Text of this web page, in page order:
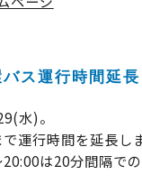
ス運行時間延長
水)。
運行時間を延長しま
は20分間隔での